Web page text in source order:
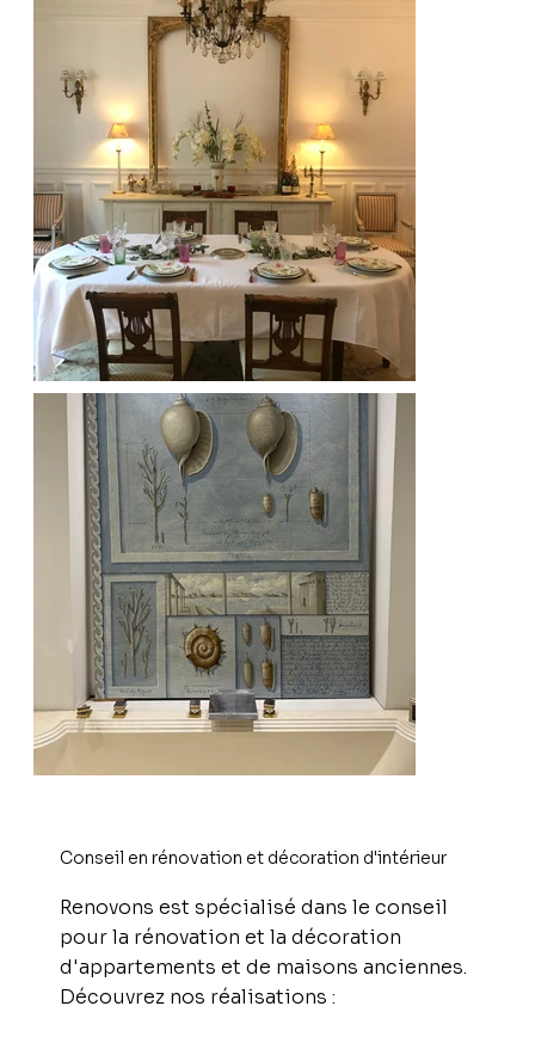
Renovons est spécialisé dans le conseil
pour la rénovation et la décoration
d'appartements et de maisons anciennes.
Découvrez nos réalisations :
Conseil en rénovation et décoration d'intérieur